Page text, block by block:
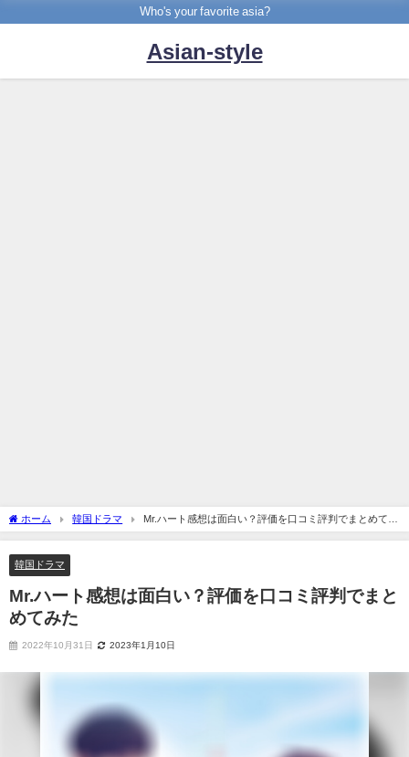
Who's your favorite asia?
Asian-style
ホーム 韓国ドラマ
Mr.ハート感想は面白い？評価を口コミ評判でまとめてみ
た
韓国ドラマ
Mr.ハート感想は面白い？評価を口コミ評判でまと
めてみた
2022年10月31日 2023年1月10日